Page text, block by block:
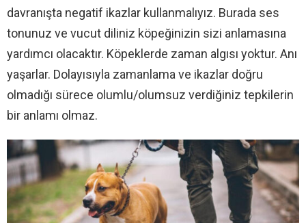
davranışta negatif ikazlar kullanmalıyız. Burada ses
tonunuz ve vucut diliniz köpeğinizin sizi anlamasına
yardımcı olacaktır. Köpeklerde zaman algısı yoktur. Anı
yaşarlar. Dolayısıyla zamanlama ve ikazlar doğru
olmadığı sürece olumlu/olumsuz verdiğiniz tepkilerin
bir anlamı olmaz.